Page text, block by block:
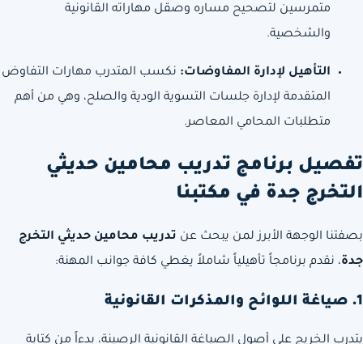
متمرسين لتصحيح مساره وصقل مهاراته القانونية
والشخصية.
التأهيل لإدارة المفاوضات: نكسب المتدرب مهارات التفاوض
المتقدمة لإدارة جلسات التسوية الودية والصلح، وهي من أهم
متطلبات المحامي المعاصر.
تفصيل برنامج تدريب محامين حديثي
التخرج جدة في مكتبنا
بصفتنا الوجهة الأبرز لمن يبحث عن تدريب محامين حديثي التخرج
جدة، نقدم برنامجاً تأهيلياً شاملاً يغطي كافة جوانب المهنة:
1. صياغة اللوائح والمذكرات القانونية
يتدرب الخريج على أصول الصياغة القانونية الرصينة، بدءاً من كتابة